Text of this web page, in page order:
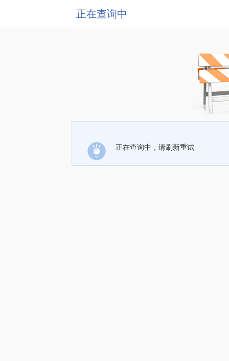
正在查询中
正在查询中，请刷新重试